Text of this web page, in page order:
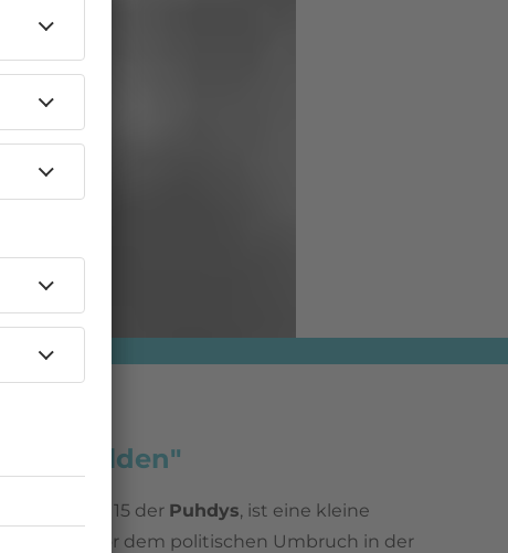
Helden"
Nummer 15 der Puhdys, ist eine kleine
kurz vor dem politischen Umbruch in der